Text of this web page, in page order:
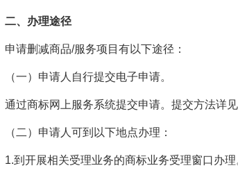
二、办理途径
请删减商品/服务项目有以下途径：
）申请人自行提交电子申请。
商标网上服务系统提交申请。提交方法详见
）申请人可到以下地点办理：
1.到开展相关受理业务的商标业务受理窗口办理